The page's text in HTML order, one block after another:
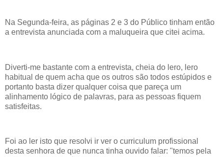
Na Segunda-feira, as páginas 2 e 3 do Público tinham então
a entrevista anunciada com a maluqueira que citei acima.
Diverti-me bastante com a entrevista, cheia do lero, lero
habitual de quem acha que os outros são todos estúpidos e
portanto basta dizer qualquer coisa que pareça um
alinhamento lógico de palavras, para as pessoas fiquem
satisfeitas.
Foi ao ler isto que resolvi ir ver o curriculum profissional
desta senhora de que nunca tinha ouvido falar: "temos pela